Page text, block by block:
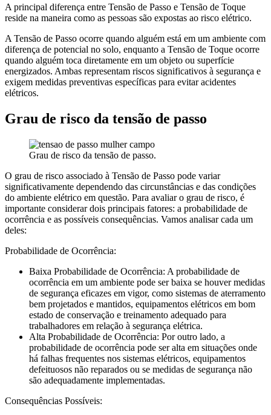
A principal diferença entre Tensão de Passo e Tensão de Toque
reside na maneira como as pessoas são expostas ao risco elétrico.
A Tensão de Passo ocorre quando alguém está em um ambiente com
diferença de potencial no solo, enquanto a Tensão de Toque ocorre
quando alguém toca diretamente em um objeto ou superfície
energizados. Ambas representam riscos significativos à segurança e
exigem medidas preventivas específicas para evitar acidentes
elétricos.
Grau de risco da tensão de passo
Grau de risco da tensão de passo.
O grau de risco associado à Tensão de Passo pode variar
significativamente dependendo das circunstâncias e das condições
do ambiente elétrico em questão. Para avaliar o grau de risco, é
importante considerar dois principais fatores: a probabilidade de
ocorrência e as possíveis consequências. Vamos analisar cada um
deles:
Probabilidade de Ocorrência:
Baixa Probabilidade de Ocorrência: A probabilidade de
ocorrência em um ambiente pode ser baixa se houver medidas
de segurança eficazes em vigor, como sistemas de aterramento
bem projetados e mantidos, equipamentos elétricos em bom
estado de conservação e treinamento adequado para
trabalhadores em relação à segurança elétrica.
Alta Probabilidade de Ocorrência: Por outro lado, a
probabilidade de ocorrência pode ser alta em situações onde
há falhas frequentes nos sistemas elétricos, equipamentos
defeituosos não reparados ou se medidas de segurança não
são adequadamente implementadas.
Consequências Possíveis: